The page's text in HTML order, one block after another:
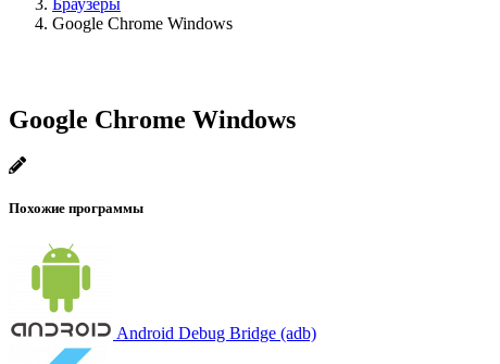
Google Chrome Windows
Google Chrome Windows
Похожие программы
Android Debug Bridge (adb)